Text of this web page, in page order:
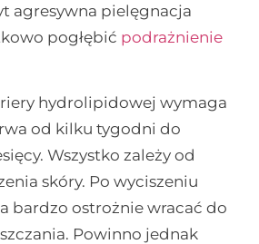
agresywna pielęgnacja
pogłębić podrażnienie
hydrolipidowej wymaga
od kilku tygodni do
Wszystko zależy od
skóry. Po wyciszeniu
bardzo ostrożnie wracać do
Powinno jednak